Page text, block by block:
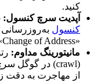
کنید.
آپدیت سرچ کنسول:
کنسول
«Change of Address» استفاده کنید.
مانیتورینگ مداوم:
از مهاجرت به دقت